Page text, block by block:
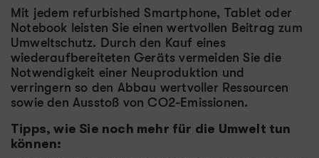
Mit jedem refurbished Smartphone, Tablet oder
Notebook leisten Sie einen wertvollen Beitrag zum
Umweltschutz. Durch den Kauf eines
wiederaufbereiteten Geräts vermeiden Sie die
Notwendigkeit einer Neuproduktion und
verringern so den Abbau wertvoller Ressourcen
sowie den Ausstoß von CO2-Emissionen.
Tipps, wie Sie noch mehr für die Umwelt tun
können: